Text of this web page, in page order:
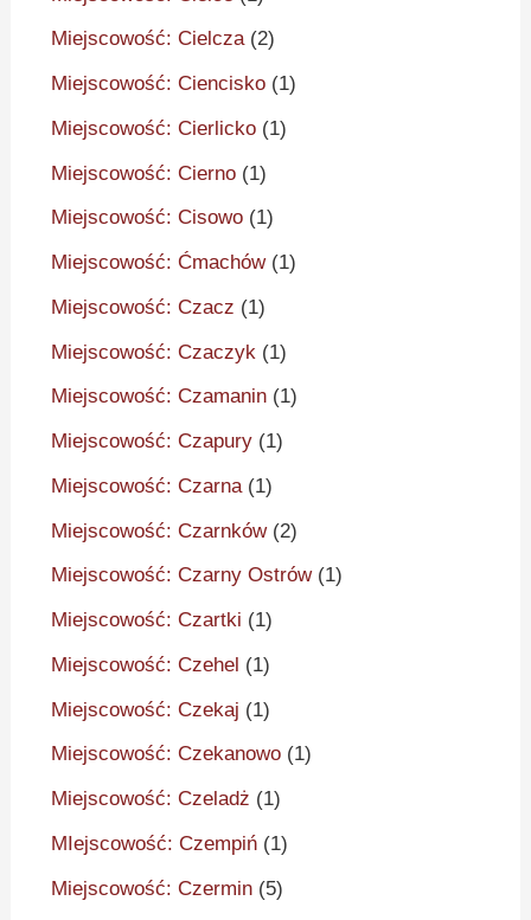
Miejscowość: Cielcza(2)
Miejscowość: Ciencisko (1)
Miejscowość: Cierlicko (1)
Miejscowość: Cierno (1)
Miejscowość: Cisowo (1)
Miejscowość: Ćmachów(1)
Miejscowość: Czacz (1)
Miejscowość: Czaczyk (1)
Miejscowość: Czamanin (1)
Miejscowość: Czapury (1)
Miejscowość: Czarna(1)
Miejscowość: Czarnków(2)
Miejscowość: Czarny Ostrów(1)
Miejscowość: Czartki (1)
Miejscowość: Czehel (1)
Miejscowość: Czekaj (1)
Miejscowość: Czekanowo (1)
Miejscowość: Czeladż (1)
MIejscowość: Czempiń (1)
Miejscowość: Czermin (5)